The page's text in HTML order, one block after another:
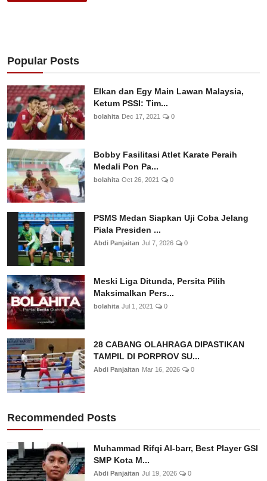
Popular Posts
Elkan dan Egy Main Lawan Malaysia,
Ketum PSSI: Tim...
bolahita Dec 17, 2021 0
Bobby Fasilitasi Atlet Karate Peraih
Medali Pon Pa...
bolahita Oct 26, 2021 0
PSMS Medan Siapkan Uji Coba Jelang
Piala Presiden ...
Abdi Panjaitan Jul 7, 2026 0
Meski Liga Ditunda, Persita Pilih
Maksimalkan Pers...
bolahita Jul 1, 2021 0
28 CABANG OLAHRAGA DIPASTIKAN
TAMPIL DI PORPROV SU...
Abdi Panjaitan Mar 16, 2026 0
Recommended Posts
Muhammad Rifqi Al-barr, Best Player GSI
SMP Kota M...
Abdi Panjaitan Jul 19, 2026 0